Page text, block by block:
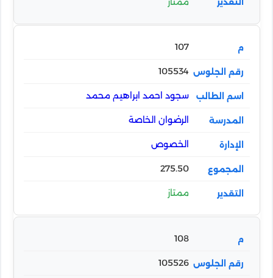
107
105534
سجود احمد ابراهيم محمد
الرضوان الخاصة
الخصوص
275.50
ممتاز
108
105526